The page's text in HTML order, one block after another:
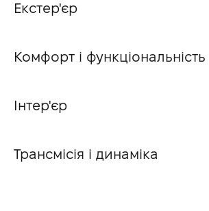
Екстер'єр
Комфорт і функціональність
Інтер'єр
Трансмісія і динаміка